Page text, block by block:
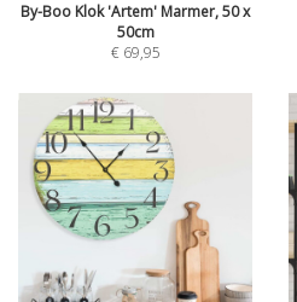
By-Boo Klok 'Artem' Marmer, 50 x
50cm
€ 69,95